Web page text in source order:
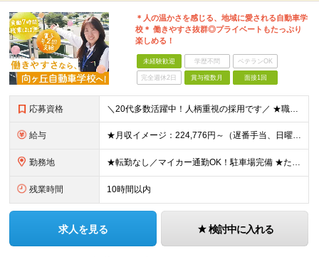
＊人の温かさを感じる、地域に愛される自動車学
校＊ 働きやすさ抜群◎プライベートもたっぷり
楽しめる！
未経験歓迎 学歴不問 ベテランOK
完全週休2日 賞与複数月 面接1回
応募資格 ＼20代多数活躍中！人柄重視の採用です／ ★職種・業種未経験OK！ ★第二新卒歓迎 ★高卒以上 ━━━━━━━━━━━━━━━━━ 事務経験は不問！人柄重視の採用です♪ ━━━━━━━━━━━━━━
給与 ★月収イメージ：224,776円～（遅番手当、日曜手当など含む）＋賞与年2回 月給20万720円～＋残業代全額支給＋各種手当＋賞与年2回 ┗遅番シフト、日曜の出勤でプラスで手当支給！ ┗他にも、家族
勤務地 ★転勤なし／マイカー通勤OK！駐車場完備 ★たまプラーザ／新百合ヶ丘／登戸などから送迎バスも出ています！ 【向ケ丘自動車学校】 神奈川県川崎市宮前区菅生4-6-1 ※(変更の範囲)勤務地に変更なし
残業時間 10時間以内
求人を見る 検討中に入れる